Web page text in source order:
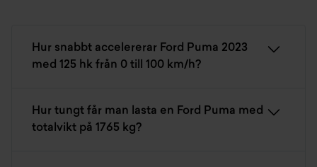
Hur snabbt accelererar Ford Puma 2023
med 125 hk från 0 till 100 km/h?
Hur tungt får man lasta en Ford Puma med
totalvikt på 1765 kg?